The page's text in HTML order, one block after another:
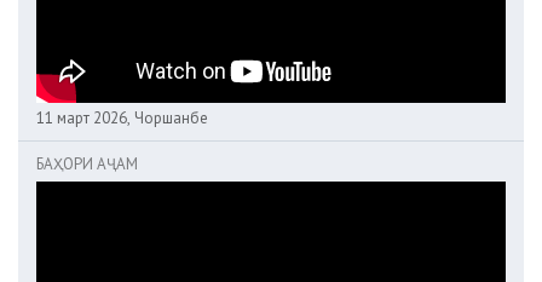
11 март 2026, Чоршанбе
БАҲОРИ АҶАМ